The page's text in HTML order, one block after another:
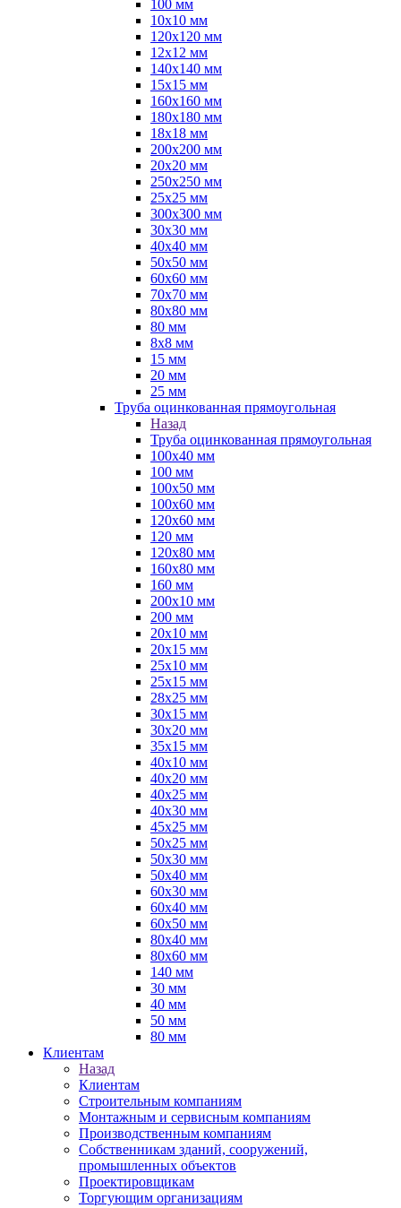
100 мм
10х10 мм
120х120 мм
12х12 мм
140х140 мм
15х15 мм
160х160 мм
180х180 мм
18х18 мм
200х200 мм
20х20 мм
250х250 мм
25х25 мм
300х300 мм
30х30 мм
40х40 мм
50х50 мм
60х60 мм
70х70 мм
80х80 мм
80 мм
8х8 мм
15 мм
20 мм
25 мм
Труба оцинкованная прямоугольная
Назад
Труба оцинкованная прямоугольная
100х40 мм
100 мм
100х50 мм
100х60 мм
120х60 мм
120 мм
120х80 мм
160х80 мм
160 мм
200х10 мм
200 мм
20х10 мм
20х15 мм
25х10 мм
25х15 мм
28х25 мм
30х15 мм
30х20 мм
35х15 мм
40х10 мм
40х20 мм
40х25 мм
40х30 мм
45х25 мм
50х25 мм
50х30 мм
50х40 мм
60х30 мм
60х40 мм
60х50 мм
80х40 мм
80х60 мм
140 мм
30 мм
40 мм
50 мм
80 мм
Клиентам
Назад
Клиентам
Строительным компаниям
Монтажным и сервисным компаниям
Производственным компаниям
Собственникам зданий, сооружений,
промышленных объектов
Проектировщикам
Торгующим организациям